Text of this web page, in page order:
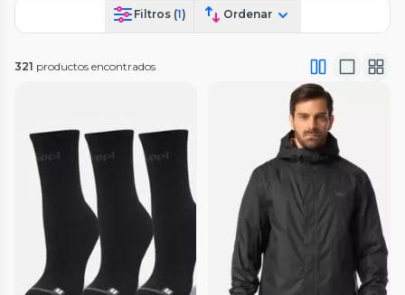
Filtros (1) Ordenar
321 productos encontrados